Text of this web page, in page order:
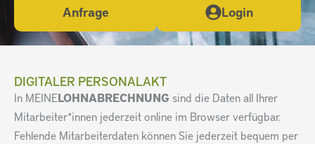
Anfrage Login
DIGITALER PERSONALAKT
In MEINELOHNABRECHNUNG sind die Daten all Ihrer
Mitarbeiter*innen jederzeit online im Browser verfügbar.
Fehlende Mitarbeiterdaten können Sie jederzeit bequem per